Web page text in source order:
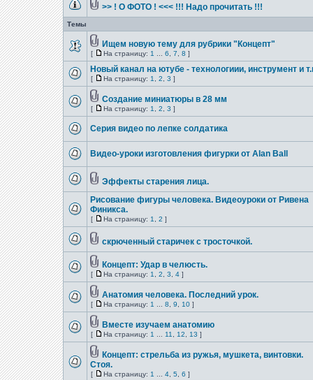
>> ! О ФОТО ! <<< !!! Надо прочитать !!!
Темы
Ищем новую тему для рубрики "Концепт"
[ На страницу: 1 6 7 8 ]
Новый канал на ютубе - технологиии, инструмент и
[ На страницу: 1 2 3 ]
Создание миниатюры в 28 мм
[ На страницу: 1 2 3 ]
Серия видео по лепке солдатика
Видео-уроки изготовления фигурки от Alan Ball
Эффекты старения лица.
Рисование фигуры человека. Видеоуроки от Ривена
Финикса.
[ На страницу: 1 2 ]
скрюченный старичек с тросточкой.
Концепт: Удар в челюсть.
[ На страницу: 1 2 3 4 ]
Анатомия человека. Последний урок.
[ На страницу: 1 8 9 10 ]
Вместе изучаем анатомию
[ На страницу: 1 11 12 13 ]
Концепт: стрельба из ружья, мушкета, винтовки.
Стоя.
[ На страницу: 1 4 5 6 ]